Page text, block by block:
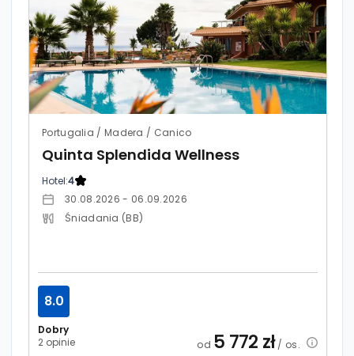
Portugalia / Madera / Canico
Quinta Splendida Wellness
Hotel:4
30.08.2026 - 06.09.2026
Śniadania (BB)
Dobry
2 opinie
8.0
od 5 772 zł/ os.